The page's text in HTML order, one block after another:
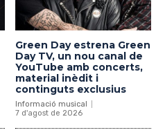
Green Day estrena Green
Day TV, un nou canal de
YouTube amb concerts,
material inèdit i
continguts exclusius
Informació musical
7 d'agost de 2026